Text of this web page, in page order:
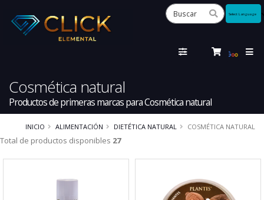
Cosmética natural
Productos de primeras marcas para Cosmética natural
INICIO ALIMENTACIÓN DIETÉTICA NATURAL COSMÉTICA NATURAL
Total de productos disponibles 27